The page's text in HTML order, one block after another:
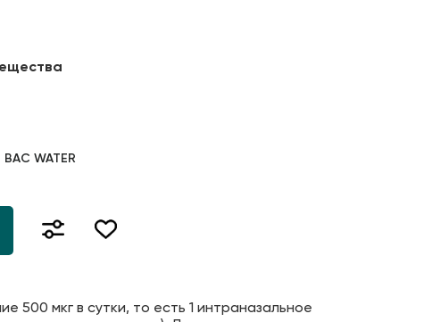
WATER
500 мкг в сутки, то есть 1 интраназальное